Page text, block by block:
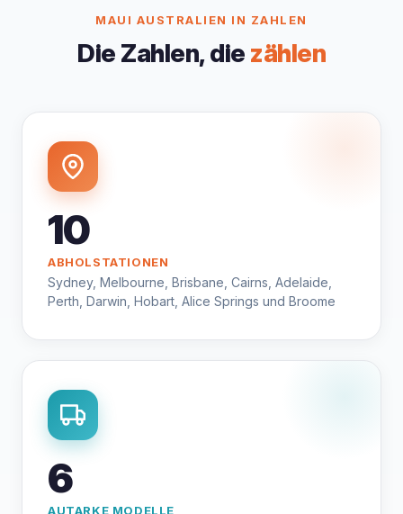
MAUI AUSTRALIEN IN ZAHLEN
Die Zahlen, die zählen
10
ABHOLSTATIONEN
Sydney, Melbourne, Brisbane, Cairns, Adelaide,
Perth, Darwin, Hobart, Alice Springs und Broome
6
AUTARKE MODELLE